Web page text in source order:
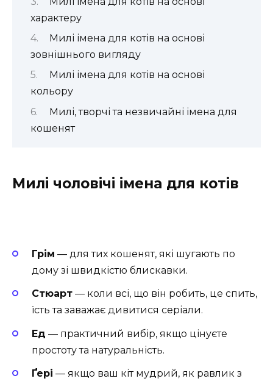
характеру
Милі імена для котів на основі
зовнішнього вигляду
Милі імена для котів на основі
кольору
Милі, творчі та незвичайні імена для
кошенят
Милі чоловічі імена для котів
Грім — для тих кошенят, які шугають по
дому зі швидкістю блискавки.
Стюарт — коли всі, що він робить, це спить,
їсть та заважає дивитися серіали.
Ед — практичний вибір, якщо цінуєте
простоту та натуральність.
Ґері — якщо ваш кіт мудрий, як равлик з